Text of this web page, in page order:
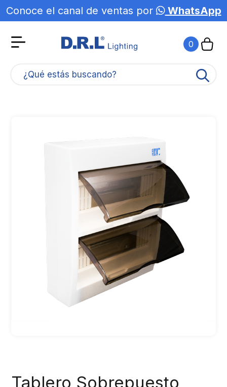
Conoce el canal de ventas por WhatsApp
0
¿Qué estás buscando?
Tablero Sobrepuesto
Agotado